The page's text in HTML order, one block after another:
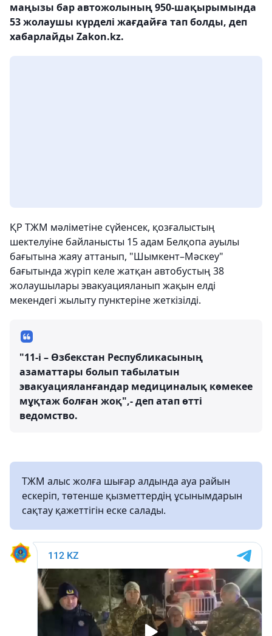
маңызы бар автожолының 950-шақырымында
53 жолаушы күрделі жағдайға тап болды, деп
хабарлайды Zakon.kz.
ҚР ТЖМ мәліметіне сүйенсек, қозғалыстың
шектелуіне байланысты 15 адам Белқопа ауылы
бағытына жаяу аттанып, "Шымкент–Мәскеу"
бағытында жүріп келе жатқан автобустың 38
жолаушылары эвакуацияланып жақын елді
мекендегі жылыту пунктеріне жеткізілді.
"11-і – Өзбекстан Республикасының
азаматтары болып табылатын
эвакуацияланғандар медициналық көмекее
мұқтаж болған жоқ",- деп атап өтті
ведомство.
ТЖМ алыс жолға шығар алдында ауа райын
ескеріп, төтенше қызметтердің ұсынымдарын
сақтау қажеттігін еске салады.